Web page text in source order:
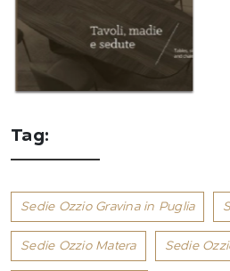
Tag:
Sedie Ozzio Gravina in Puglia
Sedie Ozzio Matera Sedie